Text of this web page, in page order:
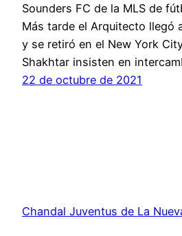
Sounders FC de la MLS de
Más tarde el Arquitecto llegó
y se retiró en el New York
Shakhtar insisten en
22 de octubre de 2021
Chandal Juventus de La